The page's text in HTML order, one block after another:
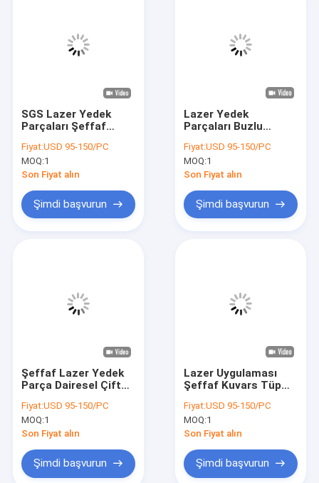
Videolar
Kalite Kontrolü
Bizimle İletişim
SGS Lazer Yedek
Parçaları Şeffaf
Tüpü Çift Delik
Fiyat:USD 95-150/PC
MOQ:1
Son Fiyat alın
Şimdi başvurun
Lazer Yedek
Parçaları Buzlu
Hücresi Şeffaf Elips
Şekli Çift Delikli
Fiyat:USD 95-150/PC
MOQ:1
Son Fiyat alın
Şimdi başvurun
Şeffaf Lazer Yedek
Parça Dairesel Çift
Cam Tüpler
Fiyat:USD 95-150/PC
MOQ:1
Son Fiyat alın
Şimdi başvurun
Lazer Uygulaması
Şeffaf Kuvars Tüp
Genişletilmiş 150mm
Fiyat:USD 95-150/PC
MOQ:1
Son Fiyat alın
Şimdi başvurun